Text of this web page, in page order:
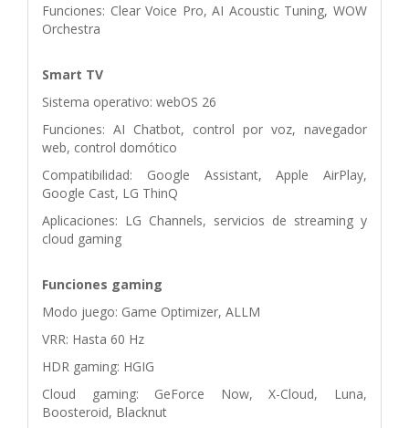
Funciones: Clear Voice Pro, AI Acoustic Tuning, WOW
Orchestra
Smart TV
Sistema operativo: webOS 26
Funciones: AI Chatbot, control por voz, navegador
web, control domótico
Compatibilidad: Google Assistant, Apple AirPlay,
Google Cast, LG ThinQ
Aplicaciones: LG Channels, servicios de streaming y
cloud gaming
Funciones gaming
Modo juego: Game Optimizer, ALLM
VRR: Hasta 60 Hz
HDR gaming: HGIG
Cloud gaming: GeForce Now, X-Cloud, Luna,
Boosteroid, Blacknut